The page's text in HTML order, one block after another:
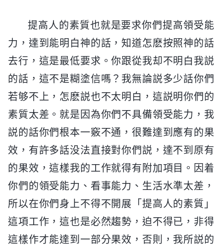
提高人的素質也就是要求你們提高領受能
力，達到能明白神的話，知道怎麽按照神的話
去行，這是最低要求。你跟從我却不明白我説
的話，這不是糊塗信嗎？我無論説多少話你們
若够不上，怎麽説也不太明白，這説明你們的
素質太差。就是因為你們不具備領受能力，我
説的話你們根本一竅不通，很難達到應有的果
效，有許多話没法直接對你們説，達不到原有
的果效，這樣我的工作就得有附加項目。因着
你們的領受能力、看事能力、生活水準太差，
所以在你們身上不得不開展「提高人的素質」
這項工作，這也是必然趨勢，迫不得已，非得
這樣作才能達到一部分果效，否則，我所説的